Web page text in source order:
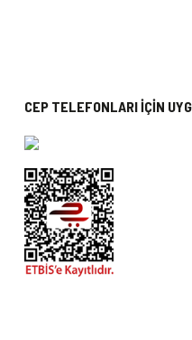
CEP TELEFONLARI İÇİN